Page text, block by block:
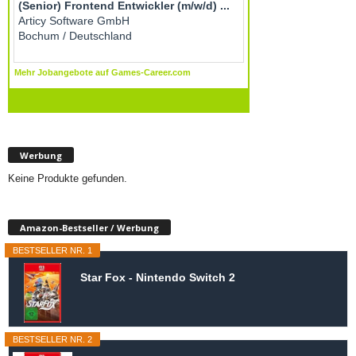
Werbung
Keine Produkte gefunden.
Amazon-Bestseller / Werbung
BESTSELLER NR. 1
Star Fox - Nintendo Switch 2
BESTSELLER NR. 2